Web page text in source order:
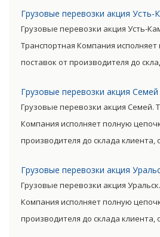
уменьшить транспортные затраты,
уровень итоговой цены товара.
Грузовые перевозки акция Усть-
Грузовые перевозки акция Усть-
Транспортная Компания
поставок от производителя до
позволяют уменьшить
существенно снизив уровень
Грузовые перевозки акция Семей
Грузовые перевозки акция Семей.
Компания исполняет полную
производителя до склада клиента,
уменьшить транспортные затраты,
уровень итоговой цены товара.
Грузовые перевозки акция
Грузовые перевозки акция
Компания исполняет полную
производителя до склада клиента,